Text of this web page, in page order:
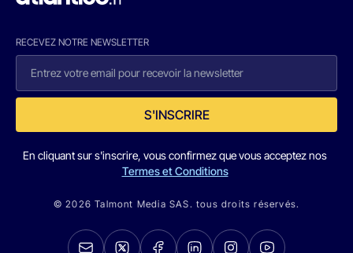
RECEVEZ NOTRE NEWSLETTER
S'INSCRIRE
En cliquant sur s'inscrire, vous confirmez que vous acceptez nos
Termes et Conditions
© 2026 Talmont Media SAS. tous droits réservés.